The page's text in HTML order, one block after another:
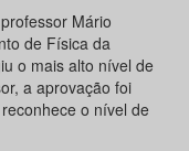
Mário
de Física da
o mais alto nível de
a aprovação foi
o nível de